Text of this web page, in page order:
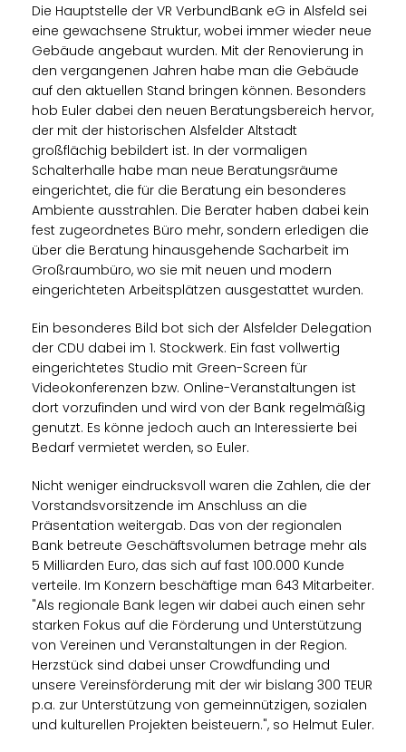
Die Hauptstelle der VR VerbundBank eG in Alsfeld sei
eine gewachsene Struktur, wobei immer wieder neue
Gebäude angebaut wurden. Mit der Renovierung in
den vergangenen Jahren habe man die Gebäude
auf den aktuellen Stand bringen können. Besonders
hob Euler dabei den neuen Beratungsbereich hervor,
der mit der historischen Alsfelder Altstadt
großflächig bebildert ist. In der vormaligen
Schalterhalle habe man neue Beratungsräume
eingerichtet, die für die Beratung ein besonderes
Ambiente ausstrahlen. Die Berater haben dabei kein
fest zugeordnetes Büro mehr, sondern erledigen die
über die Beratung hinausgehende Sacharbeit im
Großraumbüro, wo sie mit neuen und modern
eingerichteten Arbeitsplätzen ausgestattet wurden.
Ein besonderes Bild bot sich der Alsfelder Delegation
der CDU dabei im 1. Stockwerk. Ein fast vollwertig
eingerichtetes Studio mit Green-Screen für
Videokonferenzen bzw. Online-Veranstaltungen ist
dort vorzufinden und wird von der Bank regelmäßig
genutzt. Es könne jedoch auch an Interessierte bei
Bedarf vermietet werden, so Euler.
Nicht weniger eindrucksvoll waren die Zahlen, die der
Vorstandsvorsitzende im Anschluss an die
Präsentation weitergab. Das von der regionalen
Bank betreute Geschäftsvolumen betrage mehr als
5 Milliarden Euro, das sich auf fast 100.000 Kunde
verteile. Im Konzern beschäftige man 643 Mitarbeiter.
"Als regionale Bank legen wir dabei auch einen sehr
starken Fokus auf die Förderung und Unterstützung
von Vereinen und Veranstaltungen in der Region.
Herzstück sind dabei unser Crowdfunding und
unsere Vereinsförderung mit der wir bislang 300 TEUR
p.a. zur Unterstützung von gemeinnützigen, sozialen
und kulturellen Projekten beisteuern.", so Helmut Euler.